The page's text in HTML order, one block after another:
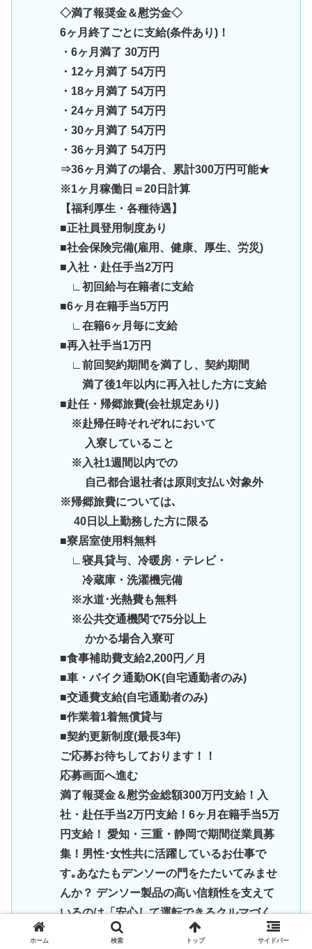
◇満了報奨金＆慰労金◇
6ヶ月終了ごとに支給(条件あり)！
・6ヶ月満了 30万円
・12ヶ月満了 54万円
・18ヶ月満了 54万円
・24ヶ月満了 54万円
・30ヶ月満了 54万円
・36ヶ月満了 54万円
⇒36ヶ月満了の場合、累計300万円可能★
※1ヶ月稼働日＝20日計算
【福利厚生・各種待遇】
■正社員登用制度あり
■社会保険完備(雇用、健康、厚生、労災)
■入社・赴任手当2万円
∟初回給与在籍者に支給
■6ヶ月在籍手当5万円
∟在籍6ヶ月毎に支給
■再入社手当1万円
∟前回契約期間を満了し、契約期間
満了後1年以内に再入社した方に支給
■赴任・帰郷旅費(会社規定あり)
※赴帰任時それぞれにおいて
入寮していること
※入社1週間以内での
自己都合退社者は原則支払い対象外
※帰郷旅費については､
40日以上勤務した方に限る
■寮居室使用料無料
∟寝具貸与、冷暖房・テレビ・
冷蔵庫・洗濯機完備
※水道･光熱費も無料
※公共交通機関で75分以上
かかる場合入寮可
■食事補助費支給2,200円／月
■車・バイク通勤OK(自宅通勤者のみ)
■交通費支給(自宅通勤者のみ)
■作業着1着無償貸与
■契約更新制度(最長3年)
ご応募お待ちしております！！
応募画面へ進む
満了報奨金＆慰労金総額300万円支給！入
社・赴任手当2万円支給！6ヶ月在籍手当5万
円支給！ 愛知・三重・静岡で期間従業員募
集！男性･女性共に活躍しているお仕事で
す｡あなたもデンソーの門をたたいてみませ
んか？ デンソー製品の高い信頼性を支えて
いるのは「安心して運転できるクルマづく
りに貢献する」という創業以来のモノづく
ホーム 検索 トップ サイドバー